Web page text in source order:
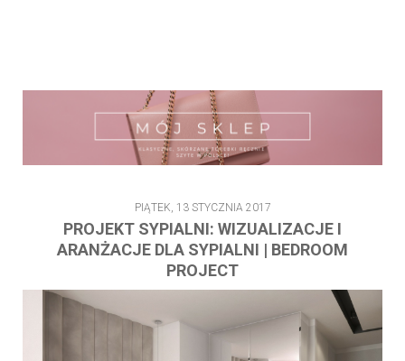
PIĄTEK, 13 STYCZNIA 2017
PROJEKT SYPIALNI: WIZUALIZACJE I
ARANŻACJE DLA SYPIALNI | BEDROOM
PROJECT